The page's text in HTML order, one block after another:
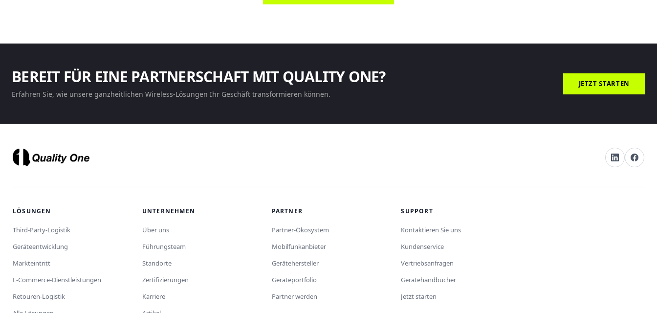
BEREIT FÜR EINE PARTNERSCHAFT MIT QUALITY ONE?
Erfahren Sie, wie unsere ganzheitlichen Wireless-Lösungen Ihr Geschäft transformieren können.
JETZT STARTEN
LÖSUNGEN
Third-Party-Logistik
Geräteentwicklung
Markteintritt
E-Commerce-Dienstleistungen
Retouren-Logistik
UNTERNEHMEN
Über uns
Führungsteam
Standorte
Zertifizierungen
Karriere
PARTNER
Partner-Ökosystem
Mobilfunkanbieter
Gerätehersteller
Geräteportfolio
Partner werden
SUPPORT
Kontaktieren Sie uns
Kundenservice
Vertriebsanfragen
Gerätehandbücher
Jetzt starten